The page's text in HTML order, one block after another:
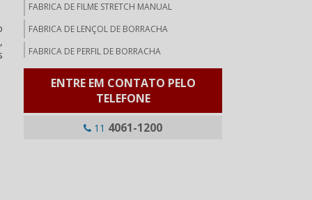
FABRICA DE FILME STRETCH MANUAL
FABRICA DE LENÇOL DE BORRACHA
FABRICA DE PERFIL DE BORRACHA
FABRICANTE DE FILME STRETCH JUMBO
ENTRE EM CONTATO PELO
TELEFONE
11 4061-1200